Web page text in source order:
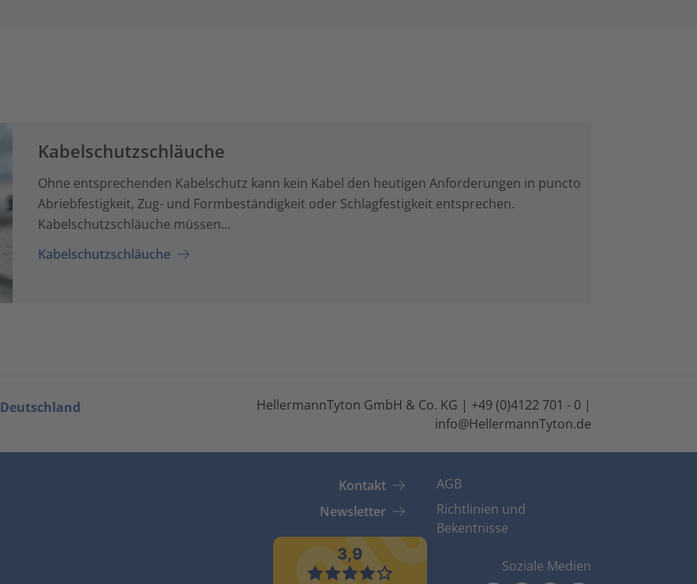
Kabelschutzschläuche
Ohne entsprechenden Kabelschutz kann kein Kabel den heutigen Anforderungen in puncto
Abriebfestigkeit, Zug- und Formbeständigkeit oder Schlagfestigkeit entsprechen.
Kabelschutzschläuche müssen...
Kabelschutzschläuche
Deutschland
HellermannTyton GmbH & Co. KG | +49 (0)4122 701 - 0 |
info@HellermannTyton.de
Kontakt
Newsletter
AGB
Richtlinien und
Bekentnisse
Soziale Medien